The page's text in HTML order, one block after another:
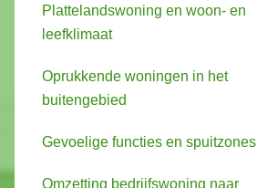
Plattelandswoning en woon- en
leefklimaat
Oprukkende woningen in het
buitengebied
Gevoelige functies en spuitzones
Omzetting bedrijfswoning naar